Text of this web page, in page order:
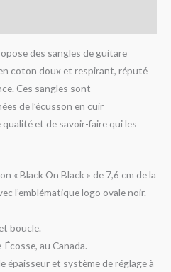
des sangles de guitare
coton doux et respirant, réputé
Ces sangles sont
de l’écusson en cuir
qualité et de savoir-faire qui les
« Black On Black » de 7,6 cm de la
l’emblématique logo ovale noir.
boucle.
au Canada.
épaisseur et système de réglage à